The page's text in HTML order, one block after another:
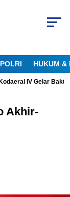
HUKUM &
IV Gelar Bakti
Akhir-